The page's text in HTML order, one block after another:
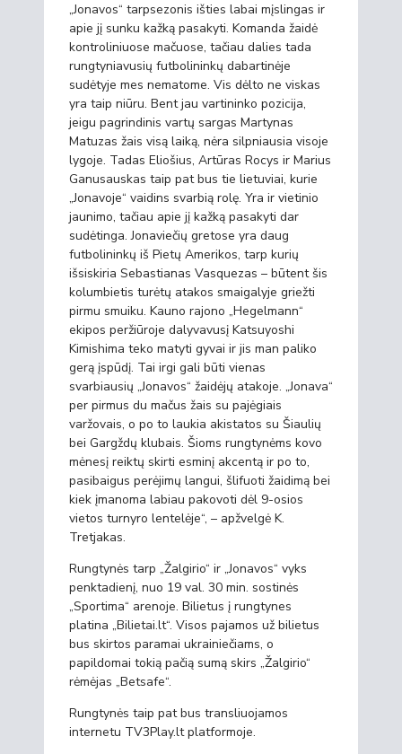
„Jonavos“ tarpsezonis išties labai mįslingas ir
apie jį sunku kažką pasakyti. Komanda žaidė
kontroliniuose mačuose, tačiau dalies tada
rungtyniavusių futbolininkų dabartinėje
sudėtyje mes nematome. Vis dėlto ne viskas
yra taip niūru. Bent jau vartininko pozicija,
jeigu pagrindinis vartų sargas Martynas
Matuzas žais visą laiką, nėra silpniausia visoje
lygoje. Tadas Eliošius, Artūras Rocys ir Marius
Ganusauskas taip pat bus tie lietuviai, kurie
„Jonavoje“ vaidins svarbią rolę. Yra ir vietinio
jaunimo, tačiau apie jį kažką pasakyti dar
sudėtinga. Jonaviečių gretose yra daug
futbolininkų iš Pietų Amerikos, tarp kurių
išsiskiria Sebastianas Vasquezas – būtent šis
kolumbietis turėtų atakos smaigalyje griežti
pirmu smuiku. Kauno rajono „Hegelmann“
ekipos peržiūroje dalyvavusį Katsuyoshi
Kimishima teko matyti gyvai ir jis man paliko
gerą įspūdį. Tai irgi gali būti vienas
svarbiausių „Jonavos“ žaidėjų atakoje. „Jonava“
per pirmus du mačus žais su pajėgiais
varžovais, o po to laukia akistatos su Šiaulių
bei Gargždų klubais. Šioms rungtynėms kovo
mėnesį reiktų skirti esminį akcentą ir po to,
pasibaigus perėjimų langui, šlifuoti žaidimą bei
kiek įmanoma labiau pakovoti dėl 9-osios
vietos turnyro lentelėje“, – apžvelgė K.
Tretjakas.
Rungtynės tarp „Žalgirio“ ir „Jonavos“ vyks
penktadienį, nuo 19 val. 30 min. sostinės
„Sportima“ arenoje. Bilietus į rungtynes
platina „Bilietai.lt“. Visos pajamos už bilietus
bus skirtos paramai ukrainiečiams, o
papildomai tokią pačią sumą skirs „Žalgirio“
rėmėjas „Betsafe“.
Rungtynės taip pat bus transliuojamos
internetu TV3Play.lt platformoje.